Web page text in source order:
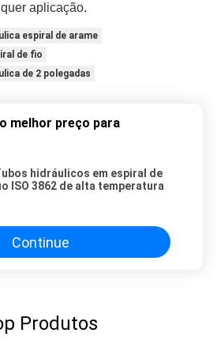
aplicação.
espiral de arame
de fio
de 2 polegadas
melhor preço para
hidráulicos em espiral de
ISO 3862 de alta temperatura
Continue
Produtos